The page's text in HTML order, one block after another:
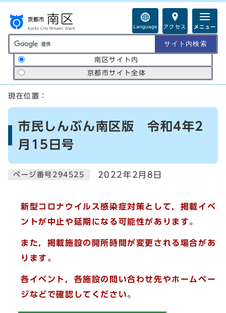
Language アクセス メニュー
サイト内検索の範囲
南区サイト内
京都市サイト全体
ここから本文です
現在位置：
市民しんぶん南区版 令和4年2
月15日号
ページ番号294525 2022年2月8日
新型コロナウイルス感染症対策として，掲載イベ
ントが中止や延期になる可能性があります。
また，掲載施設の開所時間が変更される場合があ
ります。
各イベント，各施設の問い合わせ先やホームペー
ジなどで確認してください。